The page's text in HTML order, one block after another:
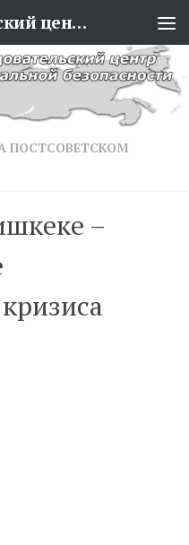
Научно-исследовательский центр проблем национальной безопасности
ПОСТСОВЕТСКОМ
–